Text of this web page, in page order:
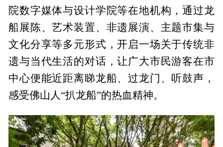
院数字媒体与设计学院等在地机构，通过龙
船展陈、艺术装置、非遗展演、主题市集与
文化分享等多元形式，开启一场关于传统非
遗与当代生活的对话，让广大市民游客在市
中心便能近距离睇龙船、过龙门、听鼓声，
感受佛山人“扒龙船”的热血精神。